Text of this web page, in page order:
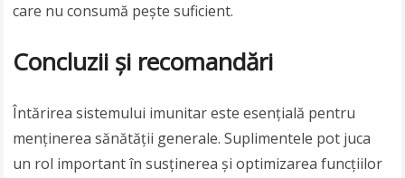
care nu consumă pește suficient.
Concluzii și recomandări
Întărirea sistemului imunitar este esențială pentru
menținerea sănătății generale. Suplimentele pot juca
un rol important în susținerea și optimizarea funcțiilor